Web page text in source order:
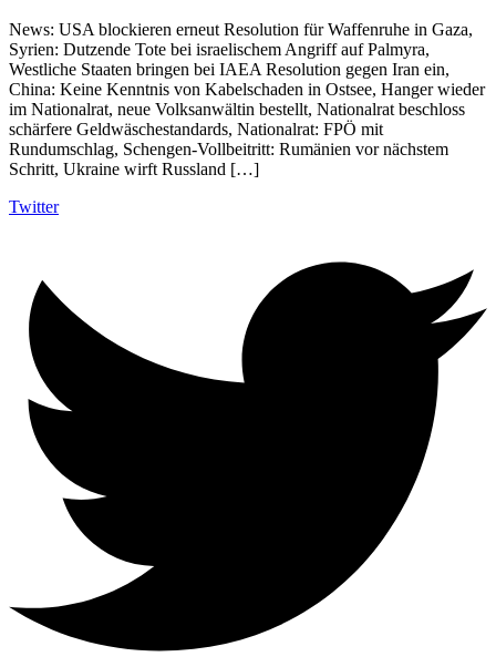
News: USA blockieren erneut Resolution für Waffenruhe in Gaza,
Syrien: Dutzende Tote bei israelischem Angriff auf Palmyra,
Westliche Staaten bringen bei IAEA Resolution gegen Iran ein,
China: Keine Kenntnis von Kabelschaden in Ostsee, Hanger wieder
im Nationalrat, neue Volksanwältin bestellt, Nationalrat beschloss
schärfere Geldwäschestandards, Nationalrat: FPÖ mit
Rundumschlag, Schengen-Vollbeitritt: Rumänien vor nächstem
Schritt, Ukraine wirft Russland […]
Twitter